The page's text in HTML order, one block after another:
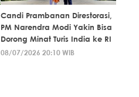
Candi Prambanan Direstorasi,
PM Narendra Modi Yakin Bisa
Dorong Minat Turis India ke RI
08/07/2026 20:10 WIB